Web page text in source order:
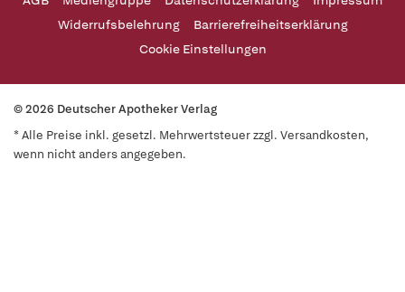
Widerrufsbelehrung
Barrierefreiheitserklärung
Cookie Einstellungen
© 2026 Deutscher Apotheker Verlag
* Alle Preise inkl. gesetzl. Mehrwertsteuer zzgl. Versandkosten,
wenn nicht anders angegeben.